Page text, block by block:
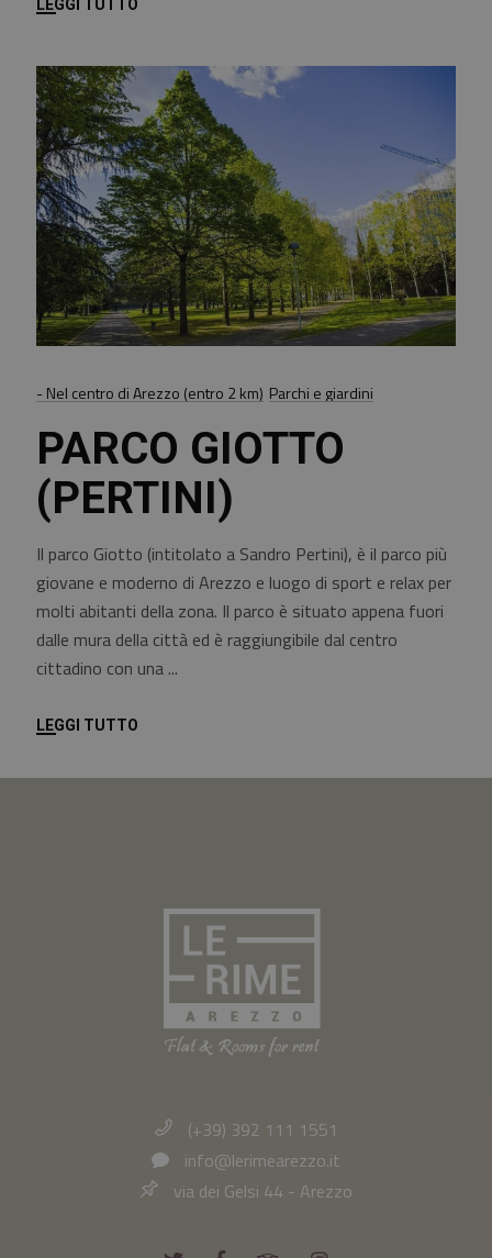
LEGGI TUTTO
- Nel centro di Arezzo (entro 2 km) Parchi e giardini
PARCO GIOTTO
(PERTINI)
Il parco Giotto (intitolato a Sandro Pertini), è il parco più
giovane e moderno di Arezzo e luogo di sport e relax per
molti abitanti della zona. Il parco è situato appena fuori
dalle mura della città ed è raggiungibile dal centro
cittadino con una
LEGGI TUTTO
(+39) 392 111 1551
info@lerimearezzo.it
via dei Gelsi 44 - Arezzo